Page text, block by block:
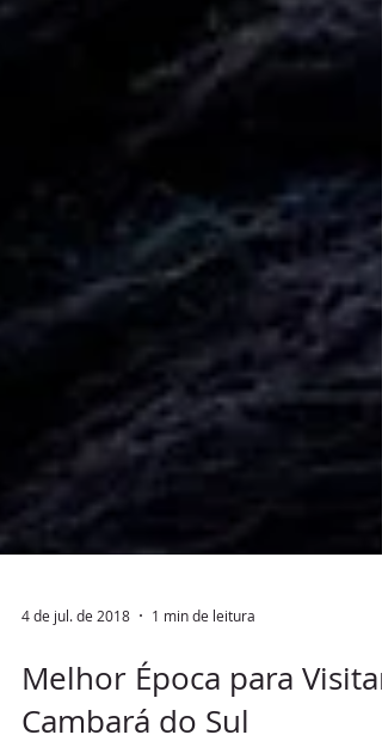
4 de jul. de 2018 1 min de leitura